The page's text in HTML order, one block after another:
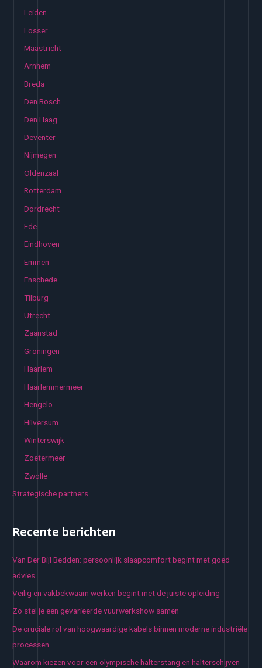
Leiden
Losser
Maastricht
Arnhem
Breda
Den Bosch
Den Haag
Deventer
Nijmegen
Oldenzaal
Rotterdam
Dordrecht
Ede
Eindhoven
Emmen
Enschede
Tilburg
Utrecht
Zaanstad
Groningen
Haarlem
Haarlemmermeer
Hengelo
Hilversum
Winterswijk
Zoetermeer
Zwolle
Strategische partners
Recente berichten
Van Der Bijl Bedden: persoonlijk slaapcomfort begint met goed
advies
Veilig en vakbekwaam werken begint met de juiste opleiding
Zo stel je een gevarieerde vuurwerkshow samen
De cruciale rol van hoogwaardige kabels binnen moderne industriële
processen
Waarom kiezen voor een olympische halterstang en halterschijven